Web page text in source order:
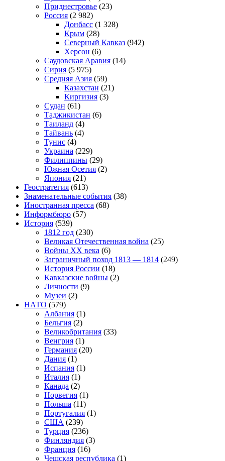
Приднестровье (23)
Россия (2 982)
Донбасс (1 328)
Крым (28)
Северный Кавказ (942)
Херсон (6)
Саудовская Аравия (14)
Сирия (5 975)
Средняя Азия (59)
Казахстан (21)
Киргизия (3)
Судан (61)
Таджикистан (6)
Таиланд (4)
Тайвань (4)
Тунис (4)
Украина (229)
Филиппины (29)
Южная Осетия (2)
Япония (21)
Геостратегия (613)
Знаменательные события (38)
Иностранная пресса (68)
Информбюро (57)
История (539)
1812 год (230)
Великая Отечественная война (25)
Войны XX века (6)
Заграничный поход 1813 — 1814 (249)
История России (18)
Кавказские войны (2)
Личности (9)
Музеи (2)
НАТО (579)
Албания (1)
Бельгия (2)
Великобритания (33)
Венгрия (1)
Германия (20)
Дания (1)
Испания (1)
Италия (1)
Канада (2)
Норвегия (1)
Польша (11)
Португалия (1)
США (239)
Турция (236)
Финляндия (3)
Франция (16)
Чешская республика (1)